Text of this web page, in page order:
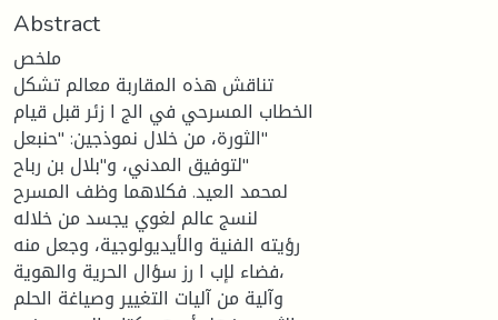
Abstract
ملخص
تناقش هذه المقاربة معالم تشكل
الخطاب المسرحي في الج ا زئر قبل قيام
الثورة، من خلال نموذجين: "حنبعل"
لتوفيق المدني، و"بلال بن رباح"
لمحمد العيد. فكلاهما وظف المسرح
لنسج عالم لغوي يجسد من خلاله
رؤيته الفنية والأيديولوجية، وجعل منه
فضاء لإب ا رز سؤال الحرية والهوية،
وآلية من آليات التغيير وصياغة الحلم